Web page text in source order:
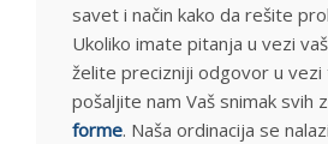
savet i način kako da rešite
Ukoliko imate pitanja u vezi
želite precizniji odgovor u
pošaljite nam Vaš snimak svih
forme. Naša ordinacija se